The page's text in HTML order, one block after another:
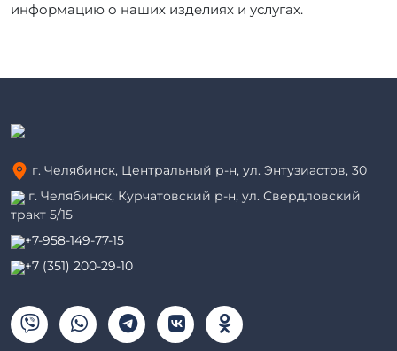
информацию о наших изделиях и услугах.
г. Челябинск, Центральный р-н, ул. Энтузиастов, 30
г. Челябинск, Курчатовский р-н, ул. Свердловский
тракт 5/15
+7-958-149-77-15
+7 (351) 200-29-10